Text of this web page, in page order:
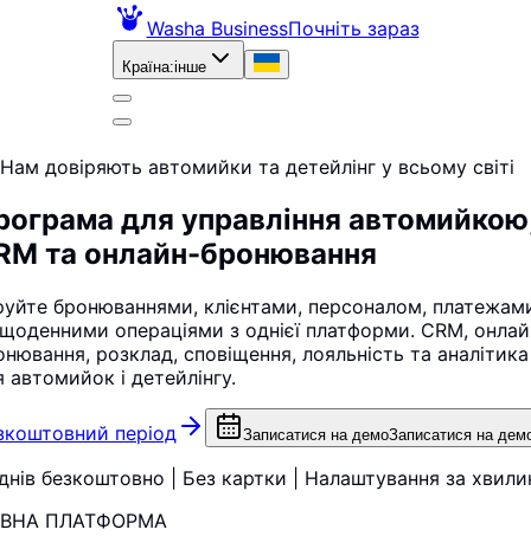
Washa BusinessПочніть зараз
Країна:інше
Нам довіряють автомийки та детейлінг у всьому світі
для управління
та онлайн-бронювання
бронюваннями, клієнтами, персоналом,
операціями з однієї платформи. CRM,
розклад, сповіщення, лояльність та аналітика
автомийок і детейлінгу.
період Записатися на демоЗаписатися на
безкоштовно | Без картки | Налаштування за
ПЛАТФОРМА